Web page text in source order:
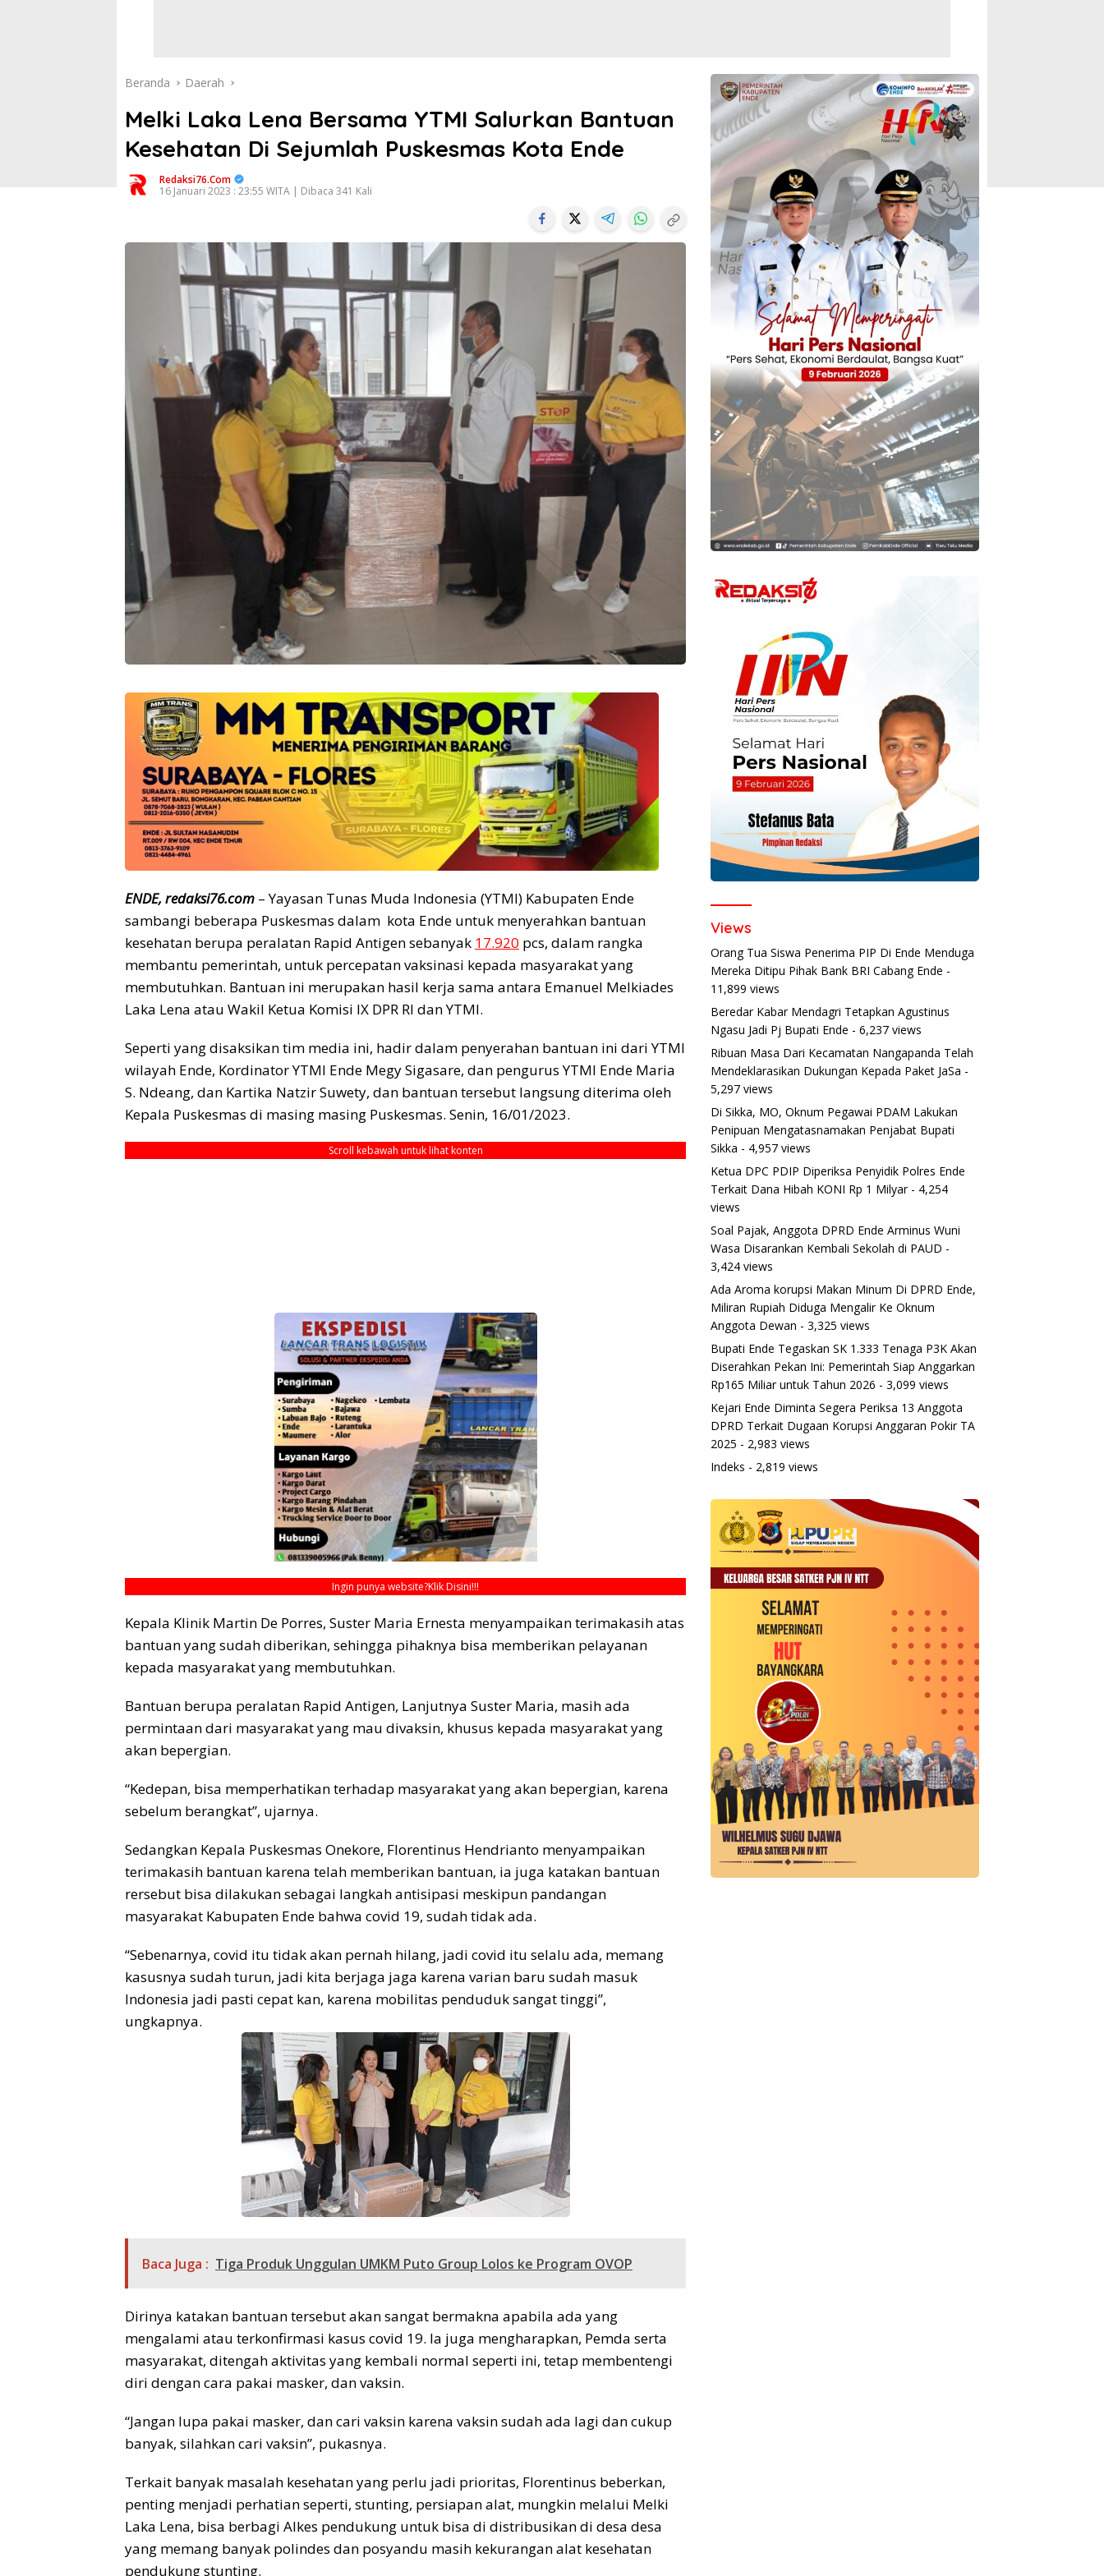
Beranda Daerah
Melki Laka Lena Bersama YTMI Salurkan Bantuan
Kesehatan Di Sejumlah Puskesmas Kota Ende
Redaksi76.com
16 Januari 2023 : 23:55 WITA | Dibaca 341 Kali
ENDE, redaksi76.com – Yayasan Tunas Muda Indonesia (YTMI) Kabupaten Ende
sambangi beberapa Puskesmas dalam kota Ende untuk menyerahkan bantuan
kesehatan berupa peralatan Rapid Antigen sebanyak 17.920 pcs, dalam rangka
membantu pemerintah, untuk percepatan vaksinasi kepada masyarakat yang
membutuhkan. Bantuan ini merupakan hasil kerja sama antara Emanuel Melkiades
Laka Lena atau Wakil Ketua Komisi IX DPR RI dan YTMI.
Seperti yang disaksikan tim media ini, hadir dalam penyerahan bantuan ini dari YTMI
wilayah Ende, Kordinator YTMI Ende Megy Sigasare, dan pengurus YTMI Ende Maria
S. Ndeang, dan Kartika Natzir Suwety, dan bantuan tersebut langsung diterima oleh
Kepala Puskesmas di masing masing Puskesmas. Senin, 16/01/2023.
Scroll kebawah untuk lihat konten
Ingin punya website?Klik Disini!!!
Kepala Klinik Martin De Porres, Suster Maria Ernesta menyampaikan terimakasih atas
bantuan yang sudah diberikan, sehingga pihaknya bisa memberikan pelayanan
kepada masyarakat yang membutuhkan.
Bantuan berupa peralatan Rapid Antigen, Lanjutnya Suster Maria, masih ada
permintaan dari masyarakat yang mau divaksin, khusus kepada masyarakat yang
akan bepergian.
“Kedepan, bisa memperhatikan terhadap masyarakat yang akan bepergian, karena
sebelum berangkat”, ujarnya.
Sedangkan Kepala Puskesmas Onekore, Florentinus Hendrianto menyampaikan
terimakasih bantuan karena telah memberikan bantuan, ia juga katakan bantuan
rersebut bisa dilakukan sebagai langkah antisipasi meskipun pandangan
masyarakat Kabupaten Ende bahwa covid 19, sudah tidak ada.
“Sebenarnya, covid itu tidak akan pernah hilang, jadi covid itu selalu ada, memang
kasusnya sudah turun, jadi kita berjaga jaga karena varian baru sudah masuk
Indonesia jadi pasti cepat kan, karena mobilitas penduduk sangat tinggi”,
ungkapnya.
Baca Juga : Tiga Produk Unggulan UMKM Puto Group Lolos ke Program OVOP
Dirinya katakan bantuan tersebut akan sangat bermakna apabila ada yang
mengalami atau terkonfirmasi kasus covid 19. Ia juga mengharapkan, Pemda serta
masyarakat, ditengah aktivitas yang kembali normal seperti ini, tetap membentengi
diri dengan cara pakai masker, dan vaksin.
“Jangan lupa pakai masker, dan cari vaksin karena vaksin sudah ada lagi dan cukup
banyak, silahkan cari vaksin”, pukasnya.
Terkait banyak masalah kesehatan yang perlu jadi prioritas, Florentinus beberkan,
penting menjadi perhatian seperti, stunting, persiapan alat, mungkin melalui Melki
Laka Lena, bisa berbagi Alkes pendukung untuk bisa di distribusikan di desa desa
yang memang banyak polindes dan posyandu masih kekurangan alat kesehatan
pendukung stunting.
Views
Orang Tua Siswa Penerima PIP Di Ende Menduga
Mereka Ditipu Pihak Bank BRI Cabang Ende -
11,899 views
Beredar Kabar Mendagri Tetapkan Agustinus
Ngasu Jadi Pj Bupati Ende - 6,237 views
Ribuan Masa Dari Kecamatan Nangapanda Telah
Mendeklarasikan Dukungan Kepada Paket JaSa -
5,297 views
Di Sikka, MO, Oknum Pegawai PDAM Lakukan
Penipuan Mengatasnamakan Penjabat Bupati
Sikka - 4,957 views
Ketua DPC PDIP Diperiksa Penyidik Polres Ende
Terkait Dana Hibah KONI Rp 1 Milyar- 4,254
views
Soal Pajak, Anggota DPRD Ende Arminus Wuni
Wasa Disarankan Kembali Sekolah di PAUD -
3,424 views
Ada Aroma korupsi Makan Minum Di DPRD Ende,
Miliran Rupiah Diduga Mengalir Ke Oknum
Anggota Dewan - 3,325 views
Bupati Ende Tegaskan SK 1.333 Tenaga P3K Akan
Diserahkan Pekan Ini: Pemerintah Siap Anggarkan
Rp165 Miliar untuk Tahun 2026 - 3,099 views
Kejari Ende Diminta Segera Periksa 13 Anggota
DPRD Terkait Dugaan Korupsi Anggaran Pokir TA
2025 - 2,983 views
Indeks - 2,819 views